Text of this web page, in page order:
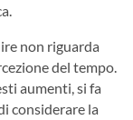
non riguarda
del tempo.
aumenti, si fa
considerare la